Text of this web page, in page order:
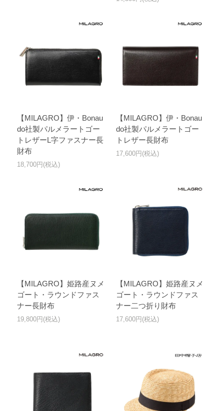
【MILAGRO】伊・Bonau
do社製パルメラートゴー
トレザーL字ファスナー長
財布
18,700円(税込)
【MILAGRO】伊・Bonau
do社製パルメラートゴー
トレザー長財布
17,600円(税込)
【MILAGRO】姫路産ヌメ
ゴート・ラウンドファス
ナー長財布
19,800円(税込)
【MILAGRO】姫路産ヌメ
ゴート・ラウンドファス
ナー二つ折り財布
17,600円(税込)